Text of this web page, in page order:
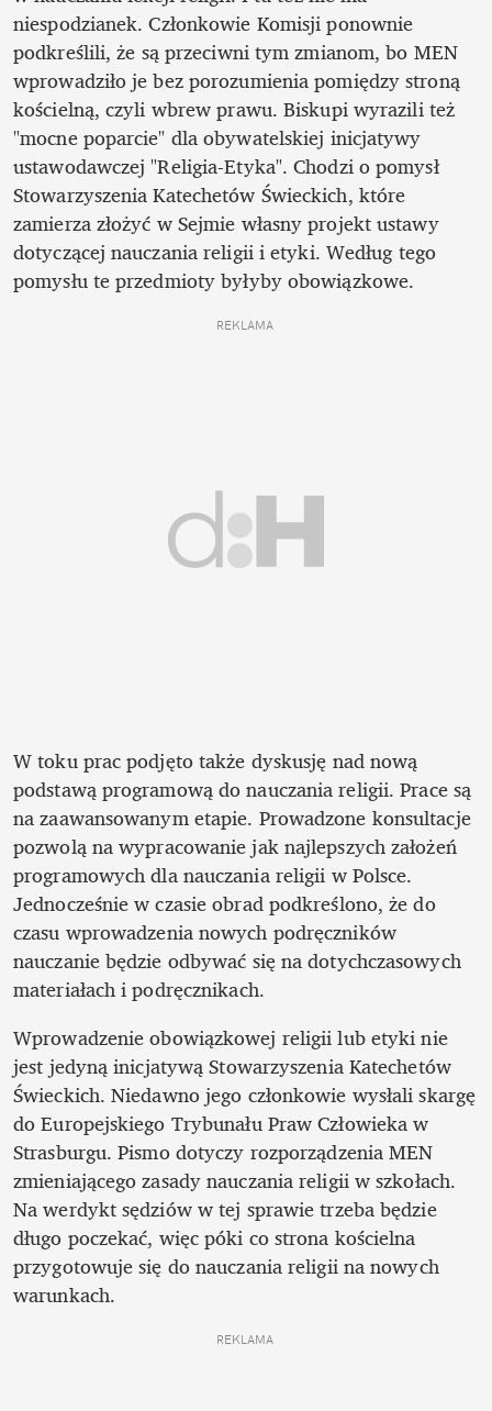
niespodzianek. Członkowie Komisji ponownie
podkreślili, że są przeciwni tym zmianom, bo MEN
wprowadziło je bez porozumienia pomiędzy stroną
kościelną, czyli wbrew prawu. Biskupi wyrazili też
"mocne poparcie" dla obywatelskiej inicjatywy
ustawodawczej "Religia-Etyka". Chodzi o pomysł
Stowarzyszenia Katechetów Świeckich, które
zamierza złożyć w Sejmie własny projekt ustawy
dotyczącej nauczania religii i etyki. Według tego
pomysłu te przedmioty byłyby obowiązkowe.
REKLAMA
W toku prac podjęto także dyskusję nad nową
podstawą programową do nauczania religii. Prace są
na zaawansowanym etapie. Prowadzone konsultacje
pozwolą na wypracowanie jak najlepszych założeń
programowych dla nauczania religii w Polsce.
Jednocześnie w czasie obrad podkreślono, że do
czasu wprowadzenia nowych podręczników
nauczanie będzie odbywać się na dotychczasowych
materiałach i podręcznikach.
Wprowadzenie obowiązkowej religii lub etyki nie
jest jedyną inicjatywą Stowarzyszenia Katechetów
Świeckich. Niedawno jego członkowie wysłali skargę
do Europejskiego Trybunału Praw Człowieka w
Strasburgu. Pismo dotyczy rozporządzenia MEN
zmieniającego zasady nauczania religii w szkołach.
Na werdykt sędziów w tej sprawie trzeba będzie
długo poczekać, więc póki co strona kościelna
przygotowuje się do nauczania religii na nowych
warunkach.
REKLAMA